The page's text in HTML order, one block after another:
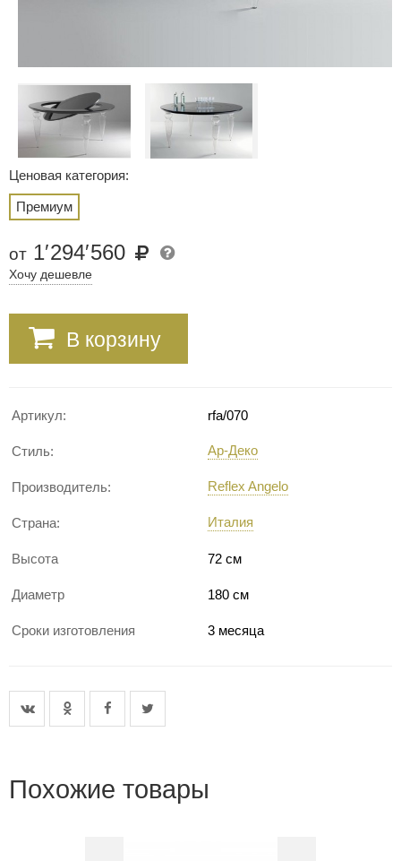
Ценовая категория:
Премиум
от 1′294′560
Хочу дешевле
В корзину
Артикул: rfa/070
Стиль: Ар-Деко
Производитель: Reflex Angelo
Страна: Италия
Высота 72 см
Диаметр 180 см
Сроки изготовления 3 месяца
Похожие товары